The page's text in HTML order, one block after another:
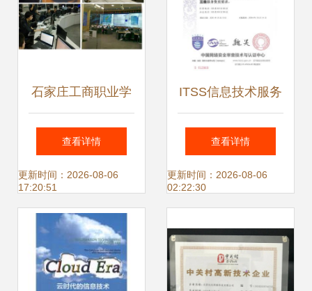
石家庄工商职业学
院计算机网络技
术-4G网络技术订
单班介绍
查看详情
更新时间：2026-08-06
17:20:51
ITSS信息技术服务
标准与CCRC信息
安全服务资质 北京
的重要支撑
查看详情
更新时间：2026-08-06
02:22:30